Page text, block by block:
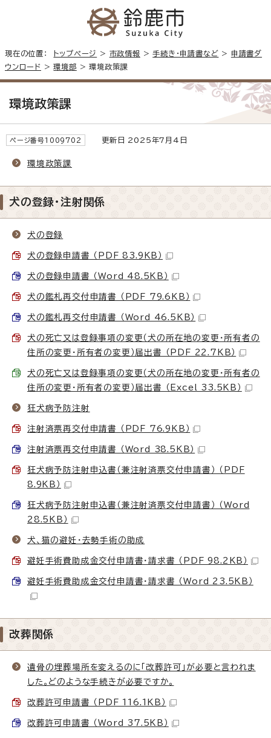
現在の位置： トップページ > 市政情報 >手続き・申請書など > 申請書ダ
ウンロード
>環境部 > 環境政策課
環境政策課
ページ番号1009702 更新日 2025年7月4日
環境政策課
犬の登録・注射関係
犬の登録
犬の登録申請書 （PDF 83.9KB）
犬の登録申請書 （Word 48.5KB）
犬の鑑札再交付申請書 （PDF 79.6KB）
犬の鑑札再交付申請書 （Word 46.5KB）
犬の死亡又は登録事項の変更（犬の所在地の変更・所有者の
住所の変更・所有者の変更）届出書 （PDF 22.7KB）
犬の死亡又は登録事項の変更（犬の所在地の変更・所有者の
住所の変更・所有者の変更）届出書 （Excel 33.5KB）
狂犬病予防注射
注射済票再交付申請書 （PDF 76.9KB）
注射済票再交付申請書 （Word 38.5KB）
狂犬病予防注射申込書（兼注射済票交付申請書） （PDF
8.9KB）
狂犬病予防注射申込書（兼注射済票交付申請書） （Word
28.5KB）
犬、猫の避妊・去勢手術の助成
避妊手術費助成金交付申請書・請求書 （PDF 98.2KB）
避妊手術費助成金交付申請書・請求書 （Word 23.5KB）
改葬関係
遺骨の埋葬場所を変えるのに「改葬許可」が必要と言われま
した。どのような手続きが必要ですか。
改葬許可申請書 （PDF 116.1KB）
改葬許可申請書 （Word 37.5KB）